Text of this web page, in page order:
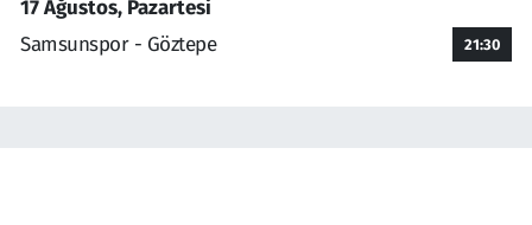
17 Ağustos, Pazartesi
Samsunspor - Göztepe
21:30